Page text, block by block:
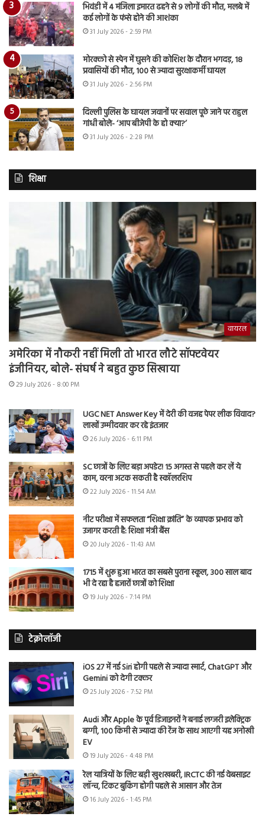
भिवंडी में 4 मंजिला इमारत ढहने से 9 लोगों की मौत, मलबे में
कई लोगों के फंसे होने की आशंका
31 July 2026 - 2:59 PM
मोरक्को से स्पेन में घुसने की कोशिश के दौरान भगदड़, 18
प्रवासियों की मौत, 100 से ज्यादा सुरक्षाकर्मी घायल
31 July 2026 - 2:56 PM
दिल्ली पुलिस के घायल जवानों पर सवाल पूछे जाने पर राहुल
गांधी बोले- ‘आप बीजेपी के हो क्या?’
31 July 2026 - 2:28 PM
शिक्षा
वायरल
अमेरिका में नौकरी नहीं मिली तो भारत लौटे सॉफ्टवेयर
इंजीनियर, बोले- संघर्ष ने बहुत कुछ सिखाया
29 July 2026 - 8:00 PM
UGC NET Answer Key में देरी की वजह पेपर लीक विवाद?
लाखों उम्मीदवार कर रहे इंतजार
26 July 2026 - 6:11 PM
SC छात्रों के लिए बड़ा अपडेट! 15 अगस्त से पहले कर लें ये
काम, वरना अटक सकती है स्कॉलरशिप
22 July 2026 - 11:54 AM
नीट परीक्षा में सफलता “शिक्षा क्रांति” के व्यापक प्रभाव को
उजागर करती है: शिक्षा मंत्री बैंस
20 July 2026 - 11:43 AM
1715 में शुरू हुआ भारत का सबसे पुराना स्कूल, 300 साल बाद
भी दे रहा है हजारों छात्रों को शिक्षा
19 July 2026 - 7:14 PM
टेक्नोलॉजी
iOS 27 में नई Siri होगी पहले से ज्यादा स्मार्ट, ChatGPT और
Gemini को देगी टक्कर
25 July 2026 - 7:52 PM
Audi और Apple के पूर्व डिजाइनरों ने बनाई लग्जरी इलेक्ट्रिक
बग्गी, 100 किमी से ज्यादा की रेंज के साथ आएगी यह अनोखी
EV
19 July 2026 - 4:48 PM
रेल यात्रियों के लिए बड़ी खुशखबरी, IRCTC की नई वेबसाइट
लॉन्च, टिकट बुकिंग होगी पहले से आसान और तेज
16 July 2026 - 1:45 PM